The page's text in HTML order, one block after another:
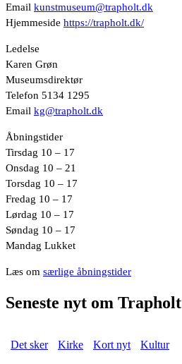
Email kunstmuseum@trapholt.dk
Hjemmeside https://trapholt.dk/
Ledelse
Karen Grøn
Museumsdirektør
Telefon 5134 1295
Email kg@trapholt.dk
Åbningstider
Tirsdag 10 – 17
Onsdag 10 – 21
Torsdag 10 – 17
Fredag 10 – 17
Lørdag 10 – 17
Søndag 10 – 17
Mandag Lukket
Læs om særlige åbningstider
Seneste nyt om Trapholt
Det sker Kirke Kort nyt Kultur